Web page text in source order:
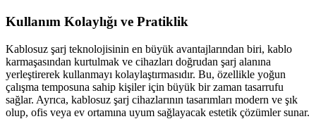
Kullanım Kolaylığı ve Pratiklik
Kablosuz şarj teknolojisinin en büyük avantajlarından biri, kablo
karmaşasından kurtulmak ve cihazları doğrudan şarj alanına
yerleştirerek kullanmayı kolaylaştırmasıdır. Bu, özellikle yoğun
çalışma temposuna sahip kişiler için büyük bir zaman tasarrufu
sağlar. Ayrıca, kablosuz şarj cihazlarının tasarımları modern ve şık
olup, ofis veya ev ortamına uyum sağlayacak estetik çözümler sunar.